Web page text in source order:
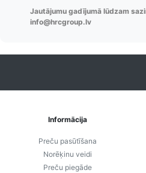
Pasūtījumu statusa
maiņas
Izsekošana,
Jautājumu gadījumā lūdzam
info@hrcgroup.lv
Informācija
Preču pasūtīšana
Norēķinu veidi
Preču piegāde